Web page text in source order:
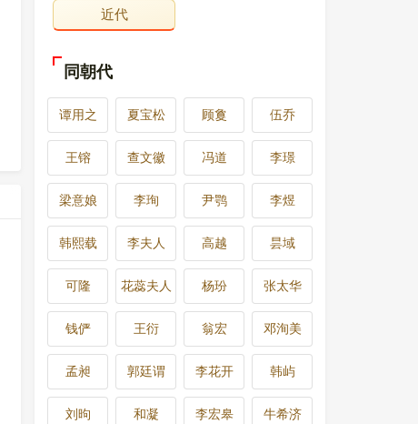
近代
同朝代
谭用之 夏宝松 顾敻 伍乔
王镕 查文徽 冯道 李璟
梁意娘 李珣 尹鹗 李煜
韩熙载 李夫人 高越 昙域
可隆 花蕊夫人 杨玢 张太华
钱俨 王衍 翁宏 邓洵美
孟昶 郭廷谓 李花开 韩屿
刘昫 和凝 李宏皋 牛希济